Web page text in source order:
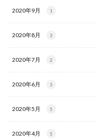
2020年9月 1
2020年8月 3
2020年7月 2
2020年6月 3
2020年5月 5
2020年4月 5